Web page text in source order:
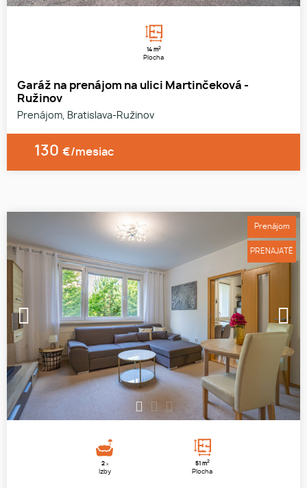
14 m2
Plocha
Garáž na prenájom na ulici Martinčeková -
Ružinov
Prenájom, Bratislava-Ružinov
130 €/mesiac
2 x
Izby
51 m2
Plocha
Prenájom
PRENAJATÉ